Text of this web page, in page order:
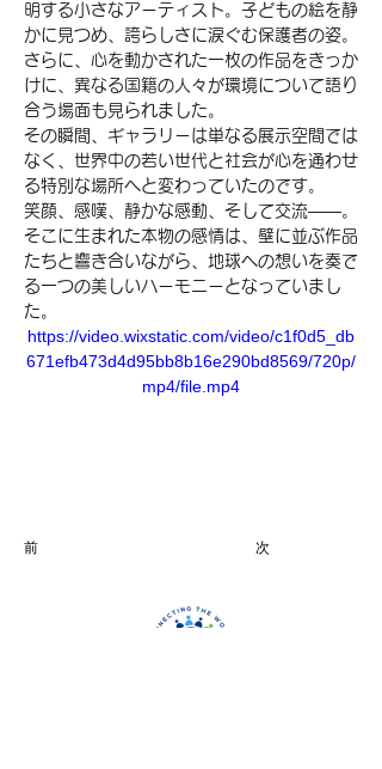
明する小さなアーティスト。子どもの絵を静
かに見つめ、誇らしさに涙ぐむ保護者の姿。
さらに、心を動かされた一枚の作品をきっか
けに、異なる国籍の人々が環境について語り
合う場面も見られました。
その瞬間、ギャラリーは単なる展示空間では
なく、世界中の若い世代と社会が心を通わせ
る特別な場所へと変わっていたのです。
笑顔、感嘆、静かな感動、そして交流――。
そこに生まれた本物の感情は、壁に並ぶ作品
たちと響き合いながら、地球への想いを奏で
る一つの美しいハーモニーとなっていまし
た。
https://video.wixstatic.com/video/c1f0d5_db
671efb473d4d95bb8b16e290bd8569/720p/
mp4/file.mp4
前 次